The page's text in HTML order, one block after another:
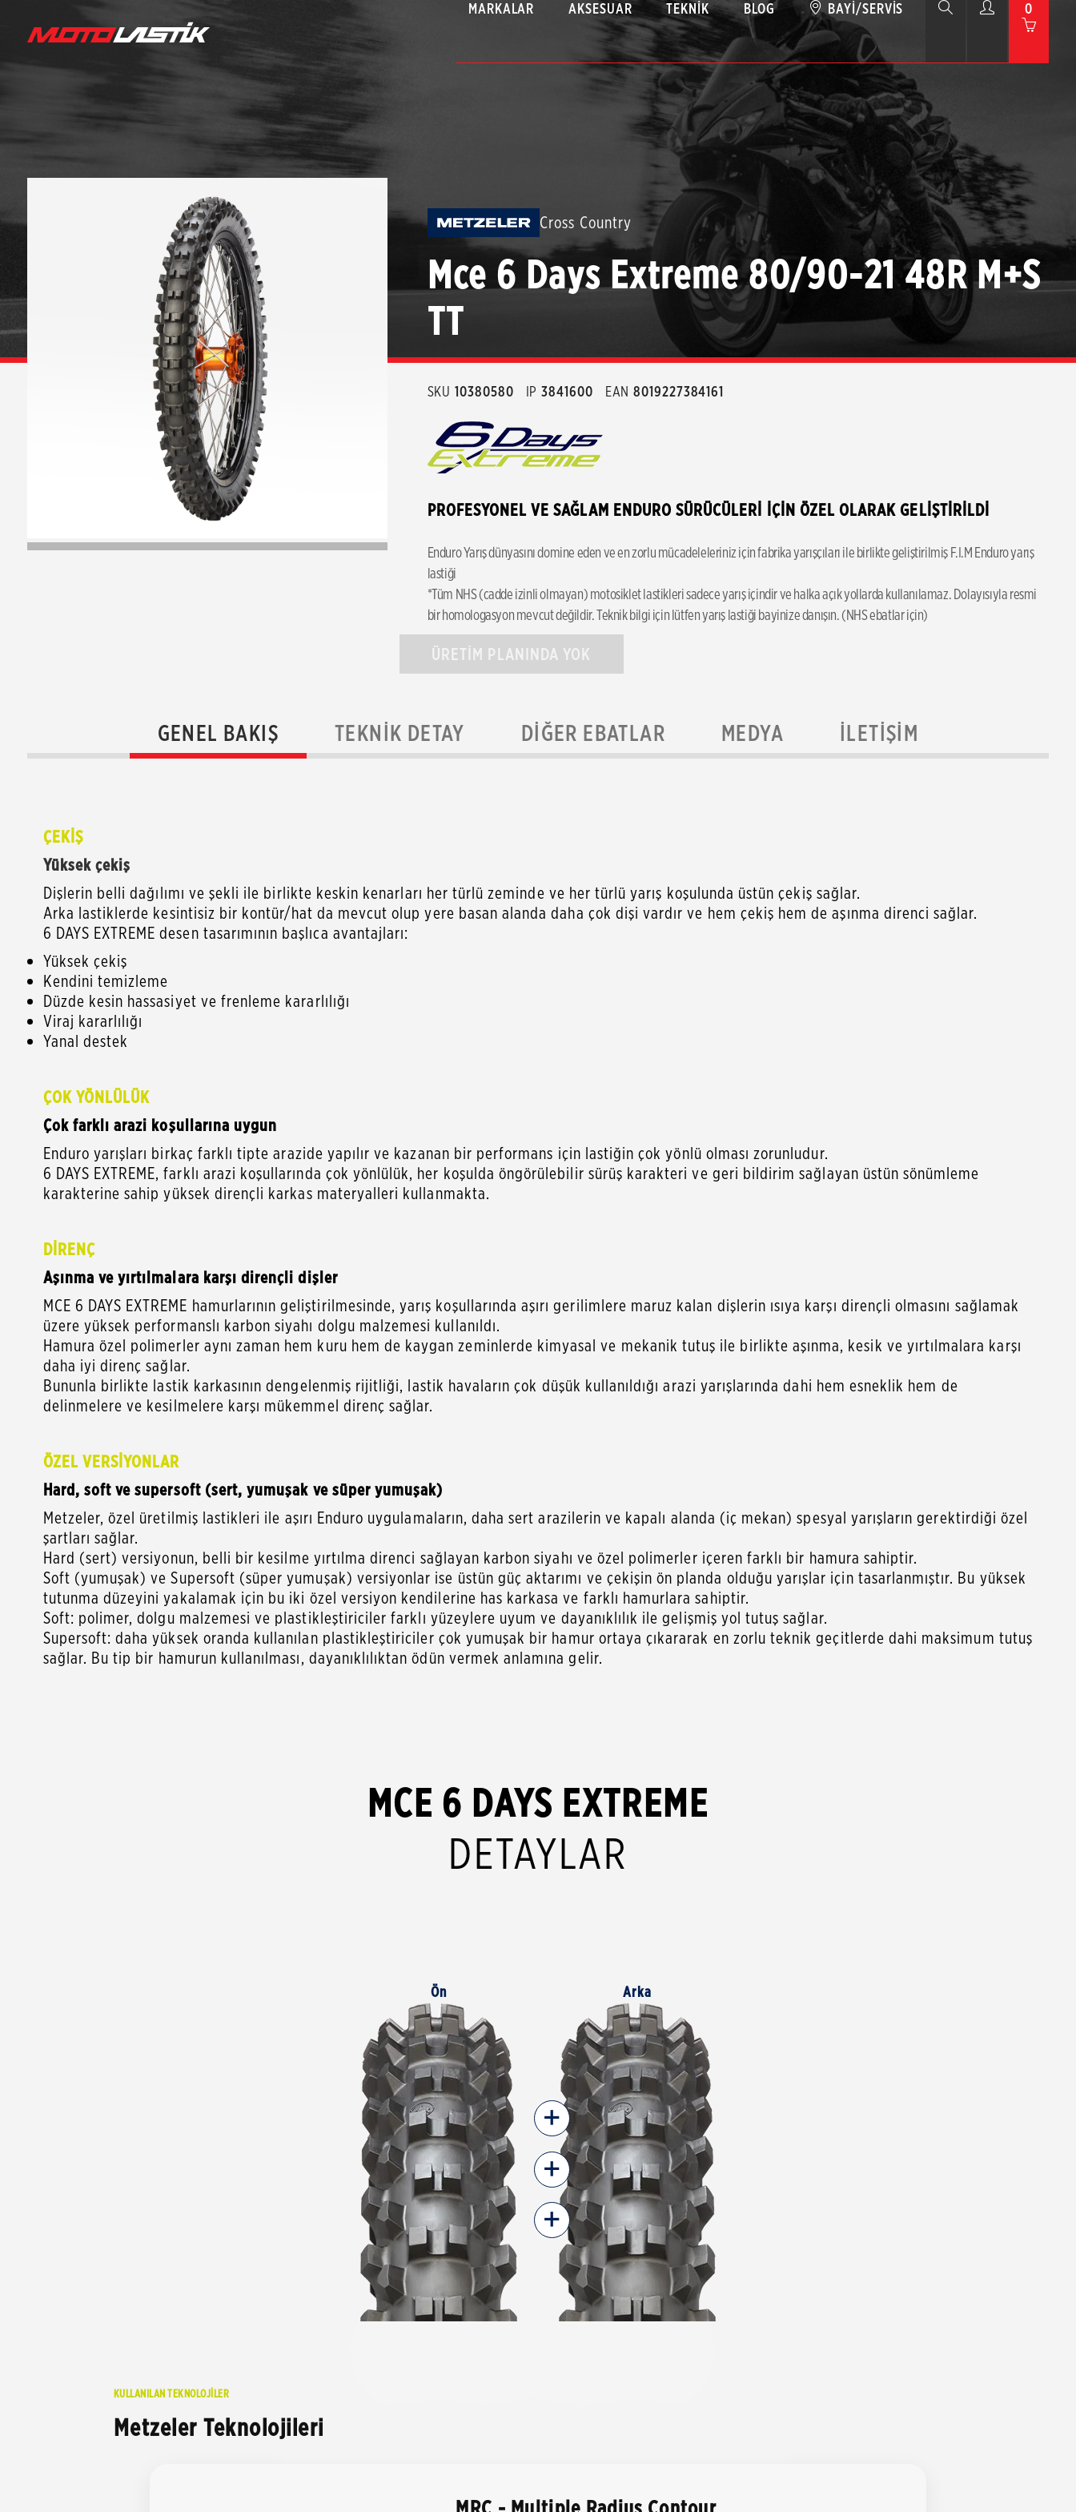
MARKALAR AKSESUAR TEKNIK BLOG BAYI/SERVIS 0
Cross Country
Mce 6 Days Extreme 80/90-21 48R M+S
TT
SKU 10380580 IP 3841600 EAN 8019227384161
PROFESYONEL VE SAĞLAM ENDURO SÜRÜCÜLERİ İÇİN ÖZEL OLARAK GELİŞTİRİLDİ
Enduro Yarış dünyasını domine eden ve en zorlu mücadeleleriniz için fabrika yarışçıları ile birlikte geliştirilmiş F.I.M Enduro yarış
lastiği
*Tüm NHS (cadde izinli olmayan) motosiklet lastikleri sadece yarış içindir ve halka açık yollarda kullanılamaz. Dolayısıyla resmi
bir homologasyon mevcut değildir. Teknik bilgi için lütfen yarış lastiği bayinize danışın. (NHS ebatlar için)
ÜRETİM PLANINDA YOK
GENEL BAKIŞ TEKNIK DETAY DIĞER EBATLAR MEDYA İLETIŞIM
ÇEKİŞ
Yüksek çekiş
Dişlerin belli dağılımı ve şekli ile birlikte keskin kenarları her türlü zeminde ve her türlü yarış koşulunda üstün çekiş sağlar.
Arka lastiklerde kesintisiz bir kontür/hat da mevcut olup yere basan alanda daha çok dişi vardır ve hem çekiş hem de aşınma direnci sağlar.
6 DAYS EXTREME desen tasarımının başlıca avantajları:
Yüksek çekiş
Kendini temizleme
Düzde kesin hassasiyet ve frenleme kararlılığı
Viraj kararlılığı
Yanal destek
ÇOK YÖNLÜLÜK
Çok farklı arazi koşullarına uygun
Enduro yarışları birkaç farklı tipte arazide yapılır ve kazanan bir performans için lastiğin çok yönlü olması zorunludur.
6 DAYS EXTREME, farklı arazi koşullarında çok yönlülük, her koşulda öngörülebilir sürüş karakteri ve geri bildirim sağlayan üstün sönümleme
karakterine sahip yüksek dirençli karkas materyalleri kullanmakta.
DİRENÇ
Aşınma ve yırtılmalara karşı dirençli dişler
MCE 6 DAYS EXTREME hamurlarının geliştirilmesinde, yarış koşullarında aşırı gerilimlere maruz kalan dişlerin ısıya karşı dirençli olmasını sağlamak
üzere yüksek performanslı karbon siyahı dolgu malzemesi kullanıldı.
Hamura özel polimerler aynı zaman hem kuru hem de kaygan zeminlerde kimyasal ve mekanik tutuş ile birlikte aşınma, kesik ve yırtılmalara karşı
daha iyi direnç sağlar.
Bununla birlikte lastik karkasının dengelenmiş rijitliği, lastik havaların çok düşük kullanıldığı arazi yarışlarında dahi hem esneklik hem de
delinmelere ve kesilmelere karşı mükemmel direnç sağlar.
ÖZEL VERSİYONLAR
Hard, soft ve supersoft (sert, yumuşak ve süper yumuşak)
Metzeler, özel üretilmiş lastikleri ile aşırı Enduro uygulamaların, daha sert arazilerin ve kapalı alanda (iç mekan) spesyal yarışların gerektirdiği özel
şartları sağlar.
Hard (sert) versiyonun, belli bir kesilme yırtılma direnci sağlayan karbon siyahı ve özel polimerler içeren farklı bir hamura sahiptir.
Soft (yumuşak) ve Supersoft (süper yumuşak) versiyonlar ise üstün güç aktarımı ve çekişin ön planda olduğu yarışlar için tasarlanmıştır. Bu yüksek
tutunma düzeyini yakalamak için bu iki özel versiyon kendilerine has karkasa ve farklı hamurlara sahiptir.
Soft: polimer, dolgu malzemesi ve plastikleştiriciler farklı yüzeylere uyum ve dayanıklılık ile gelişmiş yol tutuş sağlar.
Supersoft: daha yüksek oranda kullanılan plastikleştiriciler çok yumuşak bir hamur ortaya çıkararak en zorlu teknik geçitlerde dahi maksimum tutuş
sağlar. Bu tip bir hamurun kullanılması, dayanıklılıktan ödün vermek anlamına gelir.
MCE 6 DAYS EXTREME
DETAYLAR
Ön Arka
+
+
+
KULLANILAN TEKNOLOJİLER
Metzeler Teknolojileri